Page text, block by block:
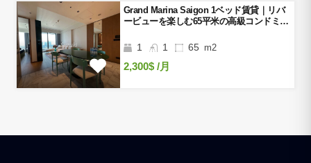
Grand Marina Saigon 1ベッド賃貸｜リバ
ービューを楽しむ65平米の高級コンドミニ
1 1 65 m2
2,300$ /月